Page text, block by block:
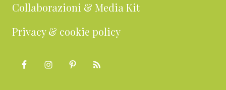
Collaborazioni & Media Kit
Privacy & cookie policy